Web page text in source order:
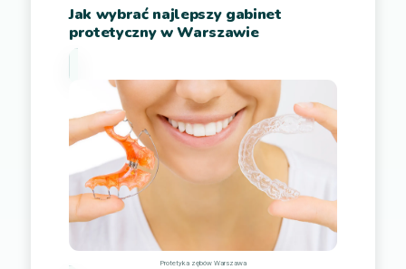
Jak wybrać najlepszy gabinet
protetyczny w Warszawie
Protetyka zębów Warszawa